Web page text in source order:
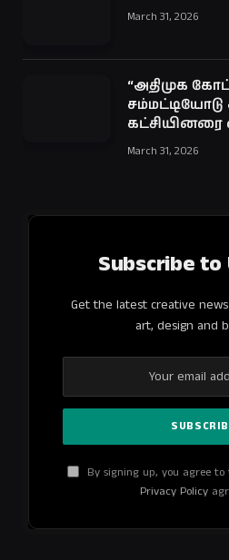
March 31, 2026
“அதிமுக
சம்மட்டியோடு
கட்சியினரை
March 31, 2026
Subscribe to
Get the latest creative
art, design and
By signing up, you agree
Privacy Policy